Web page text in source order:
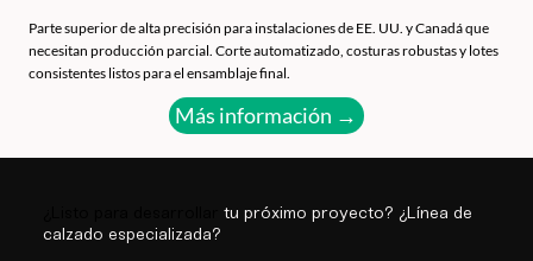
Parte superior de alta precisión para instalaciones de EE. UU. y Canadá que
necesitan producción parcial. Corte automatizado, costuras robustas y lotes
consistentes listos para el ensamblaje final.
Más información →
¿Listo para desarrollartu próximo proyecto? ¿Línea de
calzado especializada?